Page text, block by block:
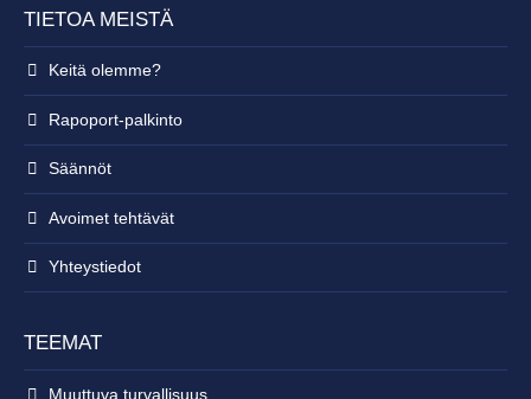
TIETOA MEISTÄ
Keitä olemme?
Rapoport-palkinto
Säännöt
Avoimet tehtävät
Yhteystiedot
TEEMAT
Muuttuva turvallisuus